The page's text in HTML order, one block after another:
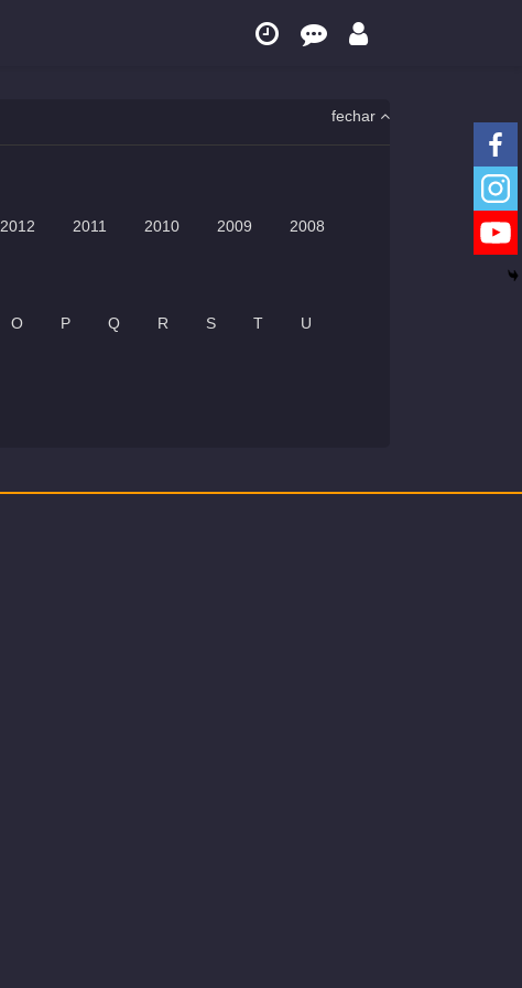
fechar
2012 2011 2010 2009 2008
O P Q R S T U